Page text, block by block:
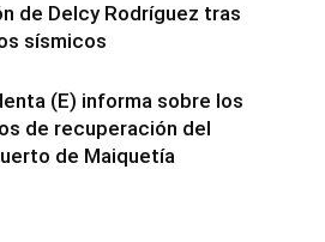
de Delcy Rodríguez tras
sísmicos
(E) informa sobre los
de recuperación del
de Maiquetía